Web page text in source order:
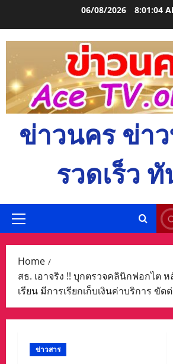
06/08/2026 8:01:06
ข่าวนคร ข่า
รวดเร็ว
Primary
Home
สธ. เอาจริง !! บุกตรวจคลินิกฟอกไต ห
เรียน มีการเรียกเก็บเงินค่าบริการ ขั
ข่าวสาร